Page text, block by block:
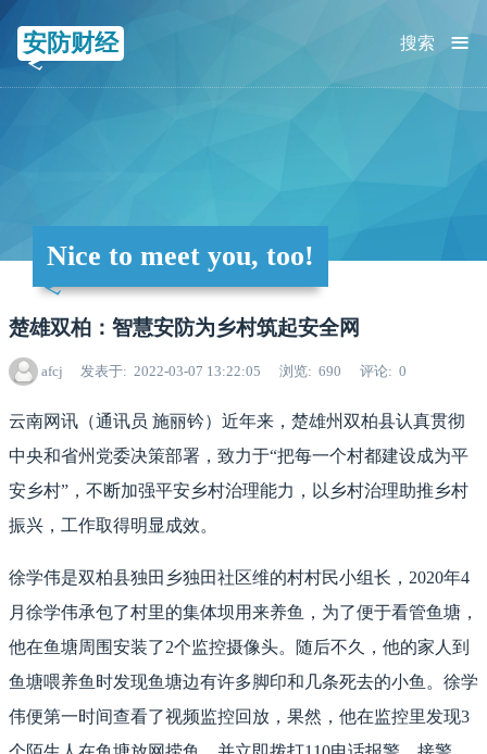
安防财经 ≡
搜索
Nice to meet you, too!
楚雄双柏：智慧安防为乡村筑起安全网
afcj 发表于 2022-03-07 13:22:05 浏览 690 评论 0
云南网讯（通讯员 施丽钤）近年来，楚雄州双柏县认真贯彻
中央和省州党委决策部署，致力于“把每一个村都建设成为平
安乡村”，不断加强平安乡村治理能力，以乡村治理助推乡村
振兴，工作取得明显成效。
徐学伟是双柏县独田乡独田社区维的村村民小组长，2020年4
月徐学伟承包了村里的集体坝用来养鱼，为了便于看管鱼塘，
他在鱼塘周围安装了2个监控摄像头。随后不久，他的家人到
鱼塘喂养鱼时发现鱼塘边有许多脚印和几条死去的小鱼。徐学
伟便第一时间查看了视频监控回放，果然，他在监控里发现3